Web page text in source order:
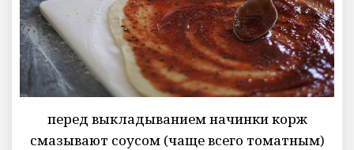
перед выкладыванием начинки корж
смазывают соусом (чаще всего томатным)